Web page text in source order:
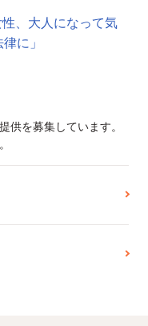
、大人になって気
に」
供を募集しています。